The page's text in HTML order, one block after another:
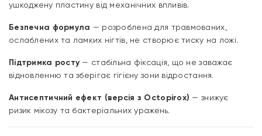
ушкоджену пластину від механічних впливів.
Безпечна формула — розроблена для травмованих,
ослаблених та ламких нігтів, не створює тиску на ложі.
Підтримка росту — стабільна фіксація, що не заважає
відновленню та зберігає гігієну зони відростання.
Антисептичний ефект (версія з Octopirox) — знижує
ризик мікозу та бактеріальних уражень.